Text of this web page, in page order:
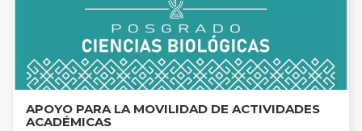
APOYO PARA LA MOVILIDAD DE ACTIVIDADES
ACADÉMICAS